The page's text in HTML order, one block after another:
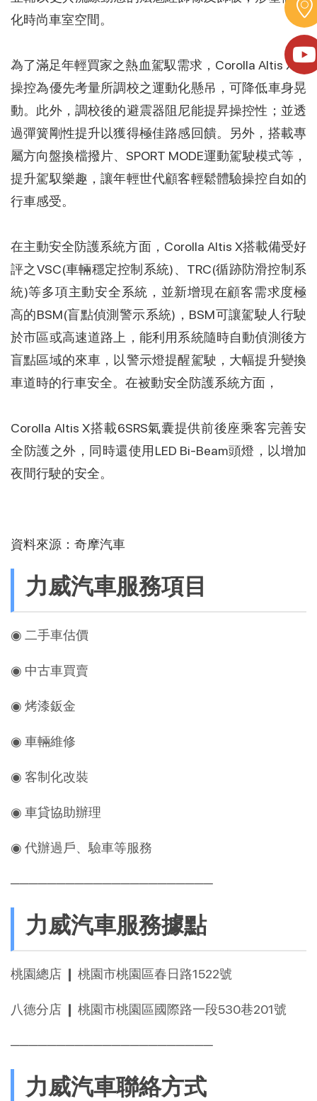
化時尚車室空間。
為了滿足年輕買家之熱血駕馭需求，Corolla Altis X以
操控為優先考量所調校之運動化懸吊，可降低車身晃
動。此外，調校後的避震器阻尼能提昇操控性；並透
過彈簧剛性提升以獲得極佳路感回饋。另外，搭載專
屬方向盤換檔撥片、SPORT MODE運動駕駛模式等，
提升駕馭樂趣，讓年輕世代顧客輕鬆體驗操控自如的
行車感受。
在主動安全防護系統方面，Corolla Altis X搭載備受好
評之VSC(車輛穩定控制系統)、TRC(循跡防滑控制系
統)等多項主動安全系統，並新增現在顧客需求度極
高的BSM(盲點偵測警示系統)，BSM可讓駕駛人行駛
於市區或高速道路上，能利用系統隨時自動偵測後方
盲點區域的來車，以警示燈提醒駕駛，大幅提升變換
車道時的行車安全。在被動安全防護系統方面，
Corolla Altis X搭載6SRS氣囊提供前後座乘客完善安
全防護之外，同時還使用LED Bi-Beam頭燈，以增加
夜間行駛的安全。
資料來源： 奇摩汽車
力威汽車服務項目
◉ 二手車估價
◉ 中古車買賣
◉ 烤漆鈑金
◉ 車輛維修
◉ 客制化改裝
◉ 車貸協助辦理
◉ 代辦過戶、驗車等服務
──────────────────────
力威汽車服務據點
桃園總店 ❙ 桃園市桃園區春日路1522號
八德分店 ❙ 桃園市桃園區國際路一段530巷201號
──────────────────────
力威汽車聯絡方式